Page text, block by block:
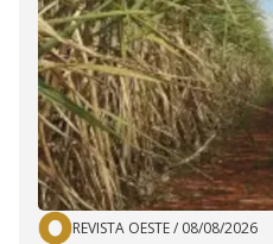
REVISTA OESTE/ 08/08/2026